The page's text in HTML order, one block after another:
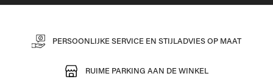
PERSOONLIJKE SERVICE EN STIJLADVIES OP MAAT
RUIME PARKING AAN DE WINKEL